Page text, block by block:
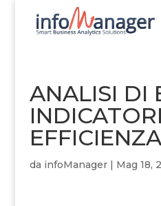
ANALISI DI
EFFICIENZA
da infoManager| Mag 18,